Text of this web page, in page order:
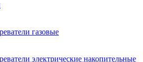
газовые
электрические накопительные